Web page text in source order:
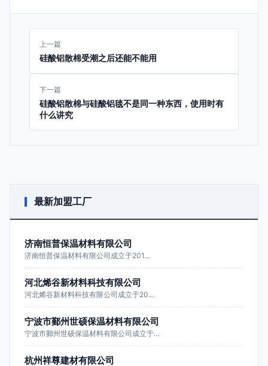
上一篇
硅酸铝散棉受潮之后还能不能用
下一篇
硅酸铝散棉与硅酸铝毯不是同一种东西，使用时有
什么讲究
最新加盟工厂
济南恒普保温材料有限公司
济南恒普保温材料有限公司成立于201…
河北烯谷新材料科技有限公司
河北烯谷新材料科技有限公司成立于20…
宁波市鄞州世硕保温材料有限公司
宁波市鄞州世硕保温材料有限公司成立于…
杭州祥尊建材有限公司